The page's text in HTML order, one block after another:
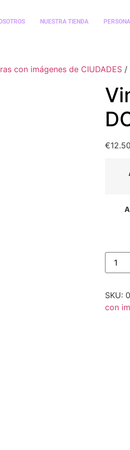
NUESTRA TIENDA
con imágenes de CIUDADES /
€12.50
SKU:
con